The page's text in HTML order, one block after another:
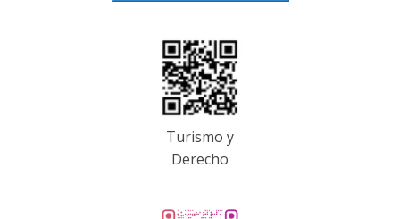
Turismo y
Derecho